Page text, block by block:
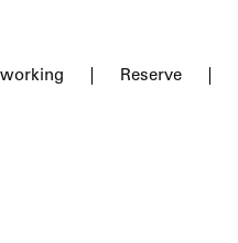
Reserve